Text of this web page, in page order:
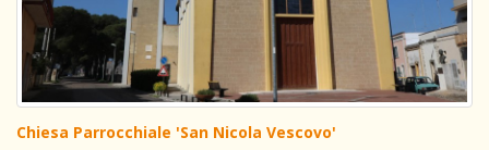
Chiesa Parrocchiale 'San Nicola Vescovo'